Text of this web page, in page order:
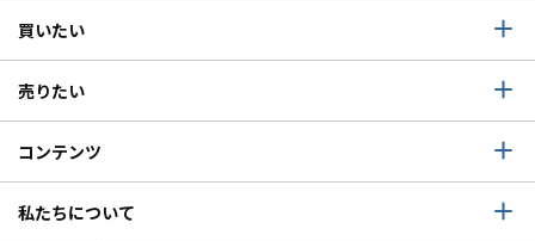
買いたい
売りたい
コンテンツ
私たちについて